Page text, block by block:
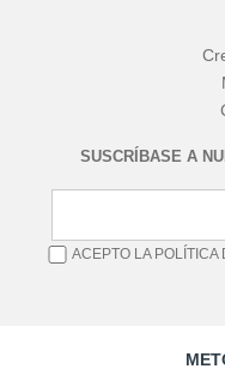
SUSCRÍBASE A
ACEPTO LA